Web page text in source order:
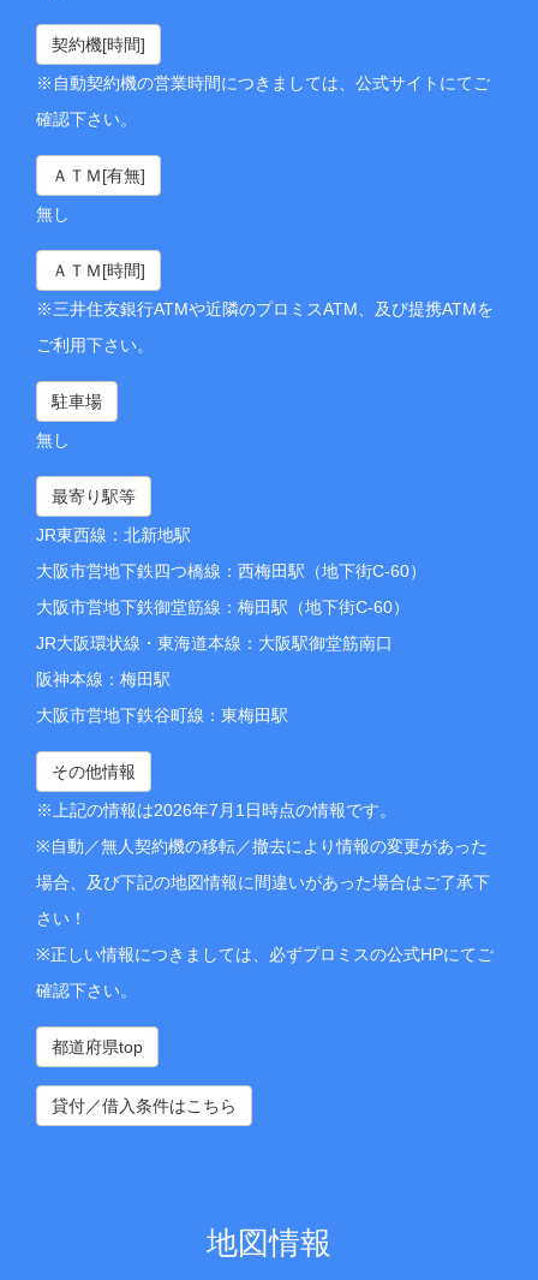
契約機[時間]
※自動契約機の営業時間につきましては、公式サイトにてご
確認下さい。
ＡＴＭ[有無]
無し
ＡＴＭ[時間]
※三井住友銀行ATMや近隣のプロミスATM、及び提携ATMを
ご利用下さい。
駐車場
無し
最寄り駅等
JR東西線：北新地駅
大阪市営地下鉄四つ橋線：西梅田駅（地下街C-60）
大阪市営地下鉄御堂筋線：梅田駅（地下街C-60）
JR大阪環状線・東海道本線：大阪駅御堂筋南口
阪神本線：梅田駅
大阪市営地下鉄谷町線：東梅田駅
その他情報
※上記の情報は2026年7月1日時点の情報です。
※自動／無人契約機の移転／撤去により情報の変更があった
場合、及び下記の地図情報に間違いがあった場合はご了承下
さい！
※正しい情報につきましては、必ずプロミスの公式HPにてご
確認下さい。
都道府県top
貸付／借入条件はこちら
地図情報